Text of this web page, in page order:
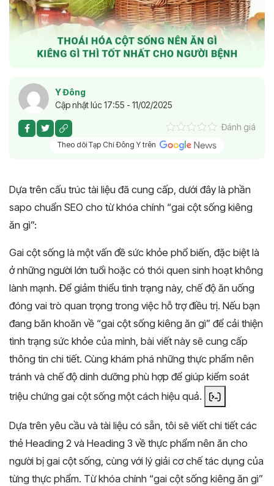
Y Đông
Cập nhật lúc 17:55 - 11/02/2025
Đánh giá
Theo dõi Tạp Chí Đông Y trên
Dựa trên cấu trúc tài liệu đã cung cấp, dưới đây là phần
sapo chuẩn SEO cho từ khóa chính “gai cột sống kiêng
ăn gì”:
Gai cột sống là một vấn đề sức khỏe phổ biến, đặc biệt là
ở những người lớn tuổi hoặc có thói quen sinh hoạt không
lành mạnh. Để giảm thiểu tình trạng này, chế độ ăn uống
đóng vai trò quan trọng trong việc hỗ trợ điều trị. Nếu bạn
đang băn khoăn về “gai cột sống kiêng ăn gì” để cải thiện
tình trạng sức khỏe của mình, bài viết này sẽ cung cấp
thông tin chi tiết. Cùng khám phá những thực phẩm nên
tránh và chế độ dinh dưỡng phù hợp để giúp kiểm soát
triệu chứng gai cột sống một cách hiệu quả. ​
Dựa trên yêu cầu và tài liệu có sẵn, tôi sẽ viết chi tiết các
thẻ Heading 2 và Heading 3 về thực phẩm nên ăn cho
người bị gai cột sống, cùng với lý giải cơ chế tác dụng của
từng thực phẩm. Từ khóa chính “gai cột sống kiêng ăn gì”